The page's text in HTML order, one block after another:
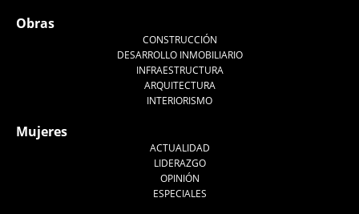
Obras
CONSTRUCCIÓN
DESARROLLO INMOBILIARIO
INFRAESTRUCTURA
ARQUITECTURA
INTERIORISMO
Mujeres
ACTUALIDAD
LIDERAZGO
OPINIÓN
ESPECIALES